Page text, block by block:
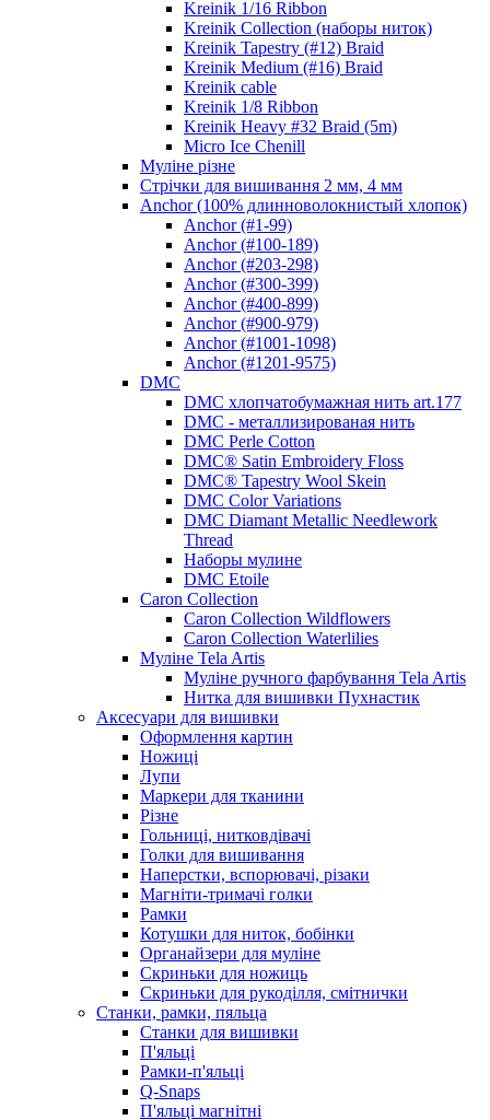
Kreinik 1/16 Ribbon
Kreinik Collection (наборы ниток)
Kreinik Tapestry (#12) Braid
Kreinik Medium (#16) Braid
Kreinik cable
Kreinik 1/8 Ribbon
Kreinik Heavy #32 Braid (5m)
Micro Ice Chenill
Муліне різне
Стрічки для вишивання 2 мм, 4 мм
Anchor (100% длинноволокнистый хлопок)
Anchor (#1-99)
Anchor (#100-189)
Anchor (#203-298)
Anchor (#300-399)
Anchor (#400-899)
Anchor (#900-979)
Anchor (#1001-1098)
Anchor (#1201-9575)
DMC
DMC хлопчатобумажная нить art.177
DMC - металлизированая нить
DMC Perle Cotton
DMC® Satin Embroidery Floss
DMC® Tapestry Wool Skein
DMC Color Variations
DMC Diamant Metallic Needlework
Thread
Наборы мулине
DMC Etoile
Caron Collection
Caron Collection Wildflowers
Caron Collection Waterlilies
Муліне Tela Artis
Муліне ручного фарбування Tela Artis
Нитка для вишивки Пухнастик
Аксесуари для вишивки
Оформлення картин
Ножиці
Лупи
Маркери для тканини
Різне
Гольниці, нитковдівачі
Голки для вишивання
Наперстки, вспорювачі, різаки
Магніти-тримачі голки
Рамки
Котушки для ниток, бобінки
Органайзери для муліне
Скриньки для ножиць
Скриньки для рукоділля, смітнички
Станки, рамки, пяльца
Станки для вишивки
П'яльці
Рамки-п'яльці
Q-Snaps
П'яльці магнітні